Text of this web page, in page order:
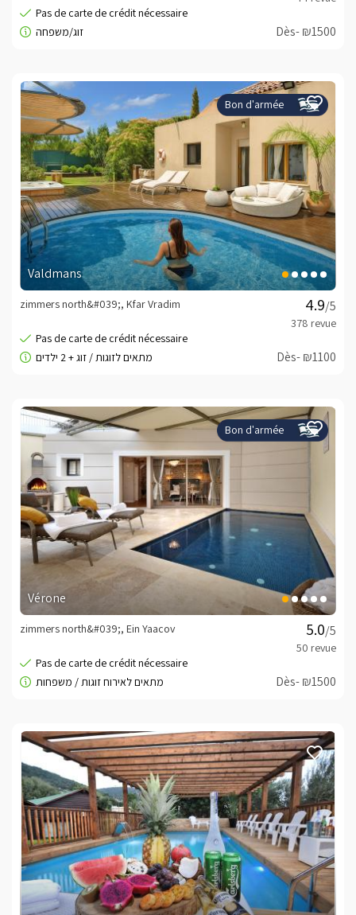
Dès- ₪1500
Bon d'armée
Valdmans
/5
zimmers north&#039;, Kfar Vradim
Dès- ₪1100
Bon d'armée
Vérone
/5
zimmers north&#039;, Ein Yaacov
Dès- ₪1500